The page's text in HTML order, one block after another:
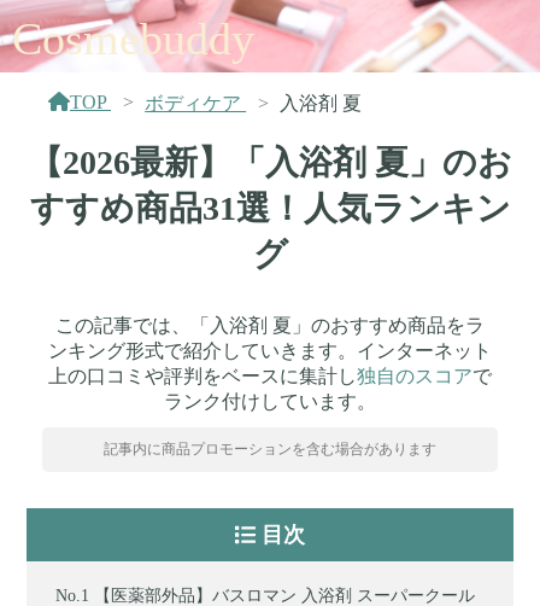
Cosmebuddy
TOP ボディケア 入浴剤 夏
【2026最新】「入浴剤 夏」のお
すすめ商品31選！人気ランキン
グ
この記事では、「入浴剤 夏」のおすすめ商品をラ
ンキング形式で紹介していきます。インターネット
上の口コミや評判をベースに集計し独自のスコアで
ランク付けしています。
記事内に商品プロモーションを含む場合があります
目次
【医薬部外品】バスロマン 入浴剤 スーパークール